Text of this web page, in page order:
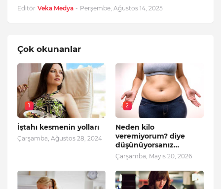
Editör Veka Medya - Perşembe, Ağustos 14, 2025
Çok okunanlar
1
İştahı kesmenin yolları
Çarşamba, Ağustos 28, 2024
2
Neden kilo
veremiyorum? diye
düşünüyorsanız…
Çarşamba, Mayıs 20, 2026